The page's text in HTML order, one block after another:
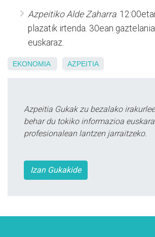
Azpeitiko Alde Zaharra.
plazatik irtenda. 30ean
euskaraz.
EKONOMIA AZPEITIA
Azpeitia Gukak zu bezalako
behar du tokiko informazioa
profesionalean lantzen jarraitzeko.
Izan Gukakide